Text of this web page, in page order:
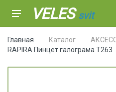
VELESsvit
Главная Каталог
RAPIRA Пинцет галограма Т263